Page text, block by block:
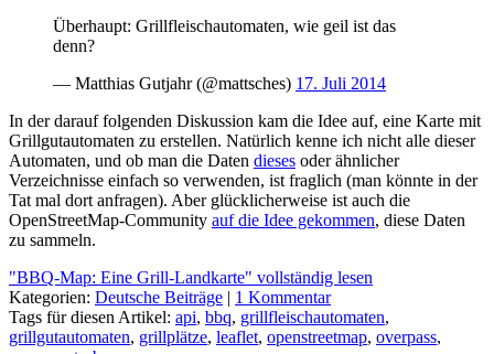
Überhaupt: Grillfleischautomaten, wie geil ist das
denn?
— Matthias Gutjahr (@mattsches) 17. Juli 2014
In der darauf folgenden Diskussion kam die Idee auf, eine Karte mit
Grillgutautomaten zu erstellen. Natürlich kenne ich nicht alle dieser
Automaten, und ob man die Daten dieses oder ähnlicher
Verzeichnisse einfach so verwenden, ist fraglich (man könnte in der
Tat mal dort anfragen). Aber glücklicherweise ist auch die
OpenStreetMap-Community auf die Idee gekommen, diese Daten
zu sammeln.
"BBQ-Map: Eine Grill-Landkarte" vollständig lesen
Kategorien: Deutsche Beiträge | 1 Kommentar
Tags für diesen Artikel: api, bbq, grillfleischautomaten,
grillgutautomaten, grillplätze, leaflet, openstreetmap, overpass,